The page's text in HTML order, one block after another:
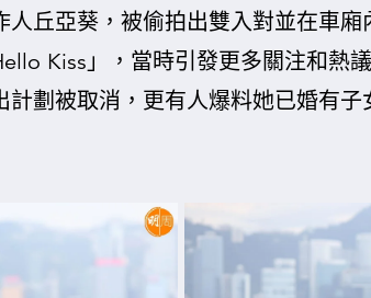
人丘亞葵，被偷拍出雙入對並在車
Kiss」，當時引發更多關注和熱
計劃被取消，更有人爆料她已婚有